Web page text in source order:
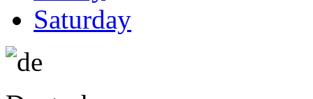
Saturday